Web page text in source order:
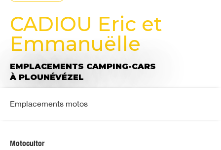
CADIOU Eric et
Emmanuëlle
EMPLACEMENTS CAMPING-CARS
À PLOUNÉVÉZEL
Emplacements motos
Motocultor